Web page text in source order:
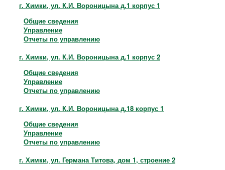
г. Химки, ул. К.И. Вороницына д.1 корпус 1
Общие сведения
Управление
Отчеты по управлению
г. Химки, ул. К.И. Вороницына д.1 корпус 2
Общие сведения
Управление
Отчеты по управлению
г. Химки, ул. К.И. Вороницына д.18 корпус 1
Общие сведения
Управление
Отчеты по управлению
г. Химки, ул. Германа Титова, дом 1, строение 2